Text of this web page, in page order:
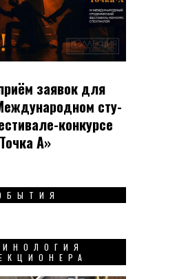
заявок для
сту­
кон­кур­се
А»